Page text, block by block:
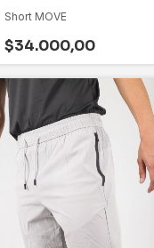
Short MOVE
$34.000,00